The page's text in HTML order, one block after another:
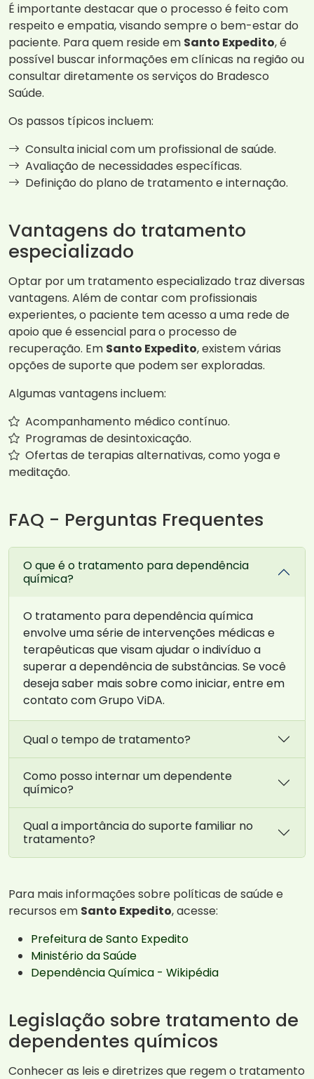
É importante destacar que o processo é feito com
respeito e empatia, visando sempre o bem-estar do
paciente. Para quem reside em Santo Expedito, é
possível buscar informações em clínicas na região ou
consultar diretamente os serviços do Bradesco
Saúde.
Os passos típicos incluem:
Consulta inicial com um profissional de saúde.
Avaliação de necessidades específicas.
Definição do plano de tratamento e internação.
Vantagens do tratamento
especializado
Optar por um tratamento especializado traz diversas
vantagens. Além de contar com profissionais
experientes, o paciente tem acesso a uma rede de
apoio que é essencial para o processo de
recuperação. Em Santo Expedito, existem várias
opções de suporte que podem ser exploradas.
Algumas vantagens incluem:
Acompanhamento médico contínuo.
Programas de desintoxicação.
Ofertas de terapias alternativas, como yoga e
meditação.
FAQ - Perguntas Frequentes
O que é o tratamento para dependência
química?
O tratamento para dependência química
envolve uma série de intervenções médicas e
terapêuticas que visam ajudar o indivíduo a
superar a dependência de substâncias. Se você
deseja saber mais sobre como iniciar, entre em
contato com Grupo ViDA.
Qual o tempo de tratamento?
Como posso internar um dependente
químico?
Qual a importância do suporte familiar no
tratamento?
Para mais informações sobre políticas de saúde e
recursos em Santo Expedito, acesse:
Prefeitura de Santo Expedito
Ministério da Saúde
Dependência Química - Wikipédia
Legislação sobre tratamento de
dependentes químicos
Conhecer as leis e diretrizes que regem o tratamento